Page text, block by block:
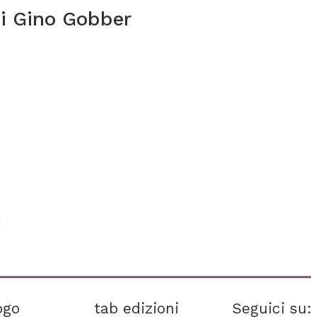
Gino Gobber
tab edizioni Seguici su: